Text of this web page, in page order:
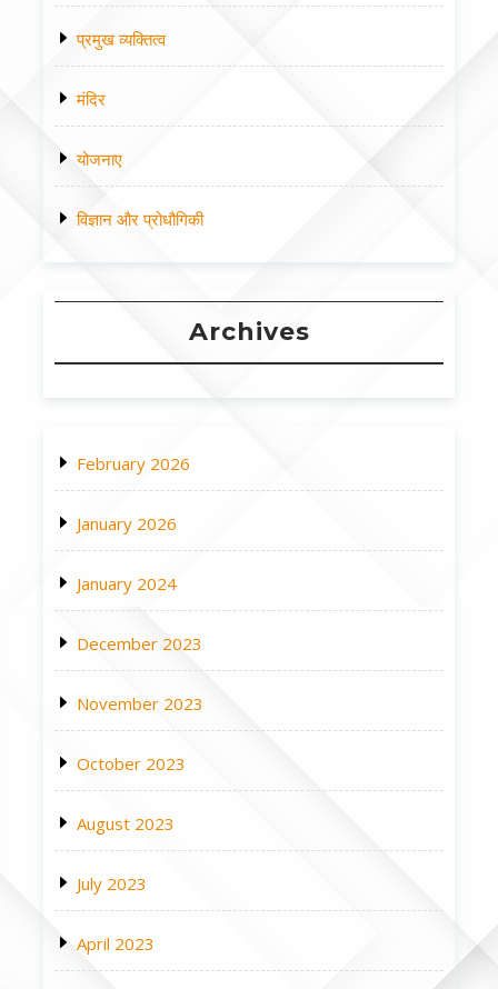
प्रमुख व्यक्तित्व
मंदिर
योजनाए
विज्ञान और प्रोधौगिकी
Archives
February 2026
January 2026
January 2024
December 2023
November 2023
October 2023
August 2023
July 2023
April 2023